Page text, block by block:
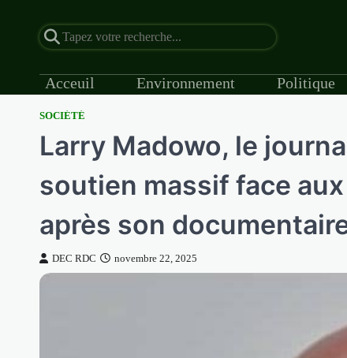
Acceuil Environnement Politique
SOCIÉTÉ
Larry Madowo, le
soutien massif face
après son
DEC RDC novembre 22, 2025